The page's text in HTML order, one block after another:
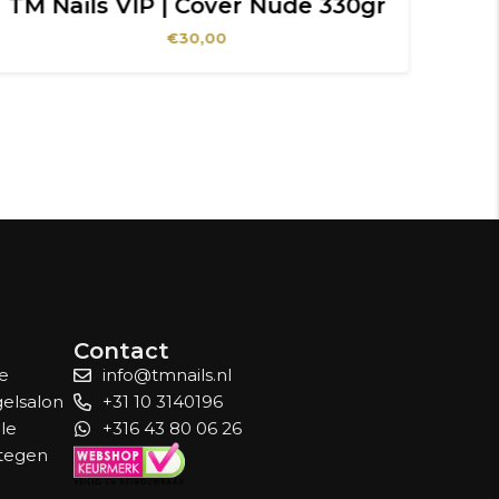
TM Nails VIP | Cover Nude 330gr
€30,00
Contact
info@tmnails.nl
+31 10 3140196
+316 43 80 06 26